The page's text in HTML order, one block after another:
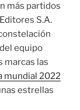
más partidos
S.A.
equipo
marcas las
mundial 2022
estrellas